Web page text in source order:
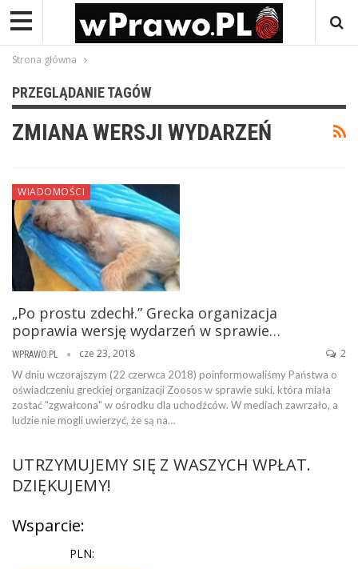
Strona główna
PRZEGLĄDANIE TAGÓW
ZMIANA WERSJI WYDARZEŃ
WIADOMOŚCI
„Po prostu zdechł.” Grecka organizacja
poprawia wersję wydarzeń w sprawie…
WPRAWO.PL cze 23, 2018 2
W dniu wczorajszym (22 czerwca 2018) poinformowaliśmy Państwa o
oświadczeniu greckiej organizacji Zoosos w sprawie suki, która miała
zostać "zgwałcona" w ośrodku dla uchodźców. W mediach zawrzało, a
ludzie nie mogli uwierzyć, że są na…
UTRZYMUJEMY SIĘ Z WASZYCH WPŁAT.
DZIĘKUJEMY!
Wsparcie:
PLN: